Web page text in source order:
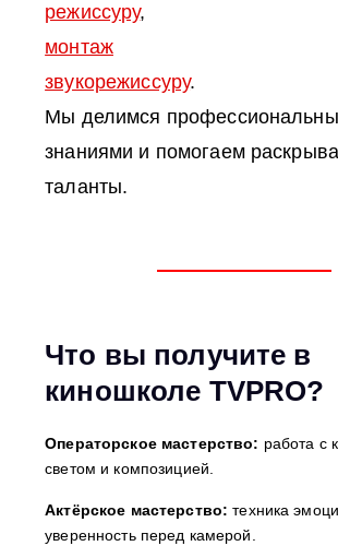
режиссуру,
монтаж
звукорежиссуру.
Мы делимся
знаниями и помогаем
таланты.
Что вы получите в
киношколе TVPRO?
Операторское мастерство: работа с
светом и композицией.
Актёрское мастерство: техника
уверенность перед камерой.